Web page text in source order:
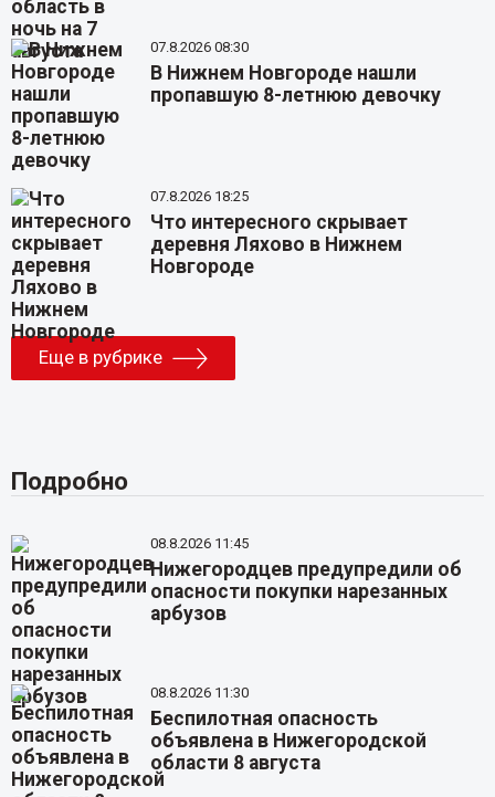
07.8.2026 08:30
В Нижнем Новгороде нашли
пропавшую 8-летнюю девочку
07.8.2026 18:25
Что интересного скрывает
деревня Ляхово в Нижнем
Новгороде
Еще в рубрике
Подробно
08.8.2026 11:45
Нижегородцев предупредили об
опасности покупки нарезанных
арбузов
08.8.2026 11:30
Беспилотная опасность
объявлена в Нижегородской
области 8 августа